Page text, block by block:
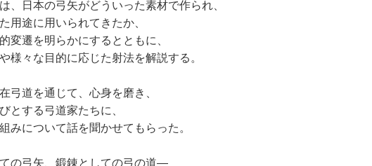
、日本の弓矢がどういった素材で作られ、
用途に用いられてきたか、
変遷を明らかにするとともに、
様々な目的に応じた射法を解説する。
弓道を通じて、心身を磨き、
とする弓道家たちに、
みについて話を聞かせてもらった。
の弓矢、鍛錬としての弓の道―